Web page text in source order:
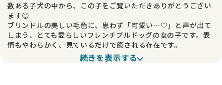
数ある子犬の中から、この子をご覧いただきありがとうござい
ます😊
ブリンドルの美しい毛色に、思わず「可愛い…♡」と声が出て
しまう、とても愛らしいフレンチブルドッグの女の子です。表
情もやわらかく、見ているだけで癒される存在です。
続きを表示する